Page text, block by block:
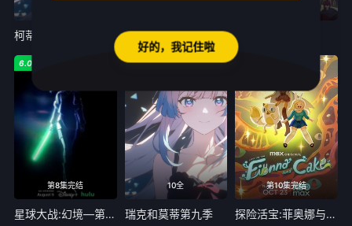
柯蒂斯总统 瑞奇热维斯之街猫一族 X战警97第二季
第8集完结
6.0
星球大战:幻境—第九个绝地武士
10全
3.0
瑞克和莫蒂第九季
第10集完结
探险活宝:菲奥娜与蛋糕第二季
好的，我记住啦